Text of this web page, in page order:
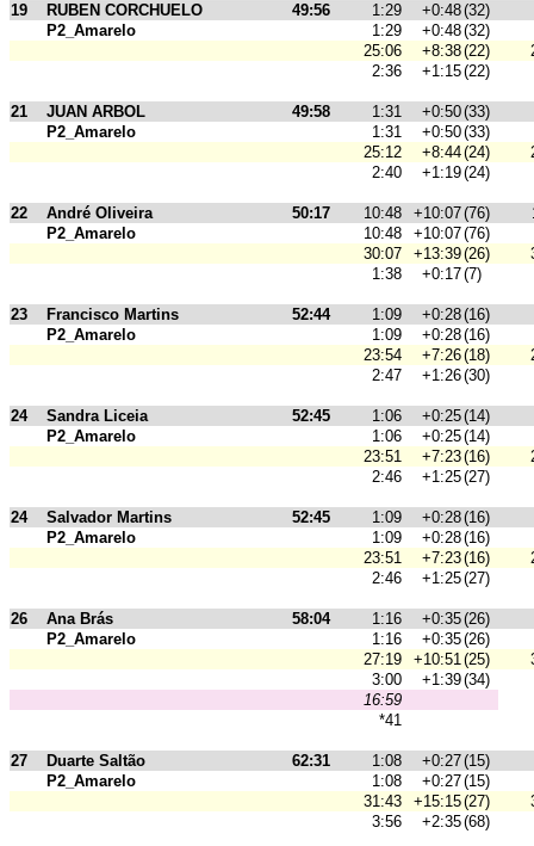
19 RUBEN CORCHUELO 49:56 1:29 +0:48(32)
P2_Amarelo
1:29 +0:48(32)
25:06
+8:38(22)
2:36
+1:15(22)
21 JUAN ARBOL 49:58 1:31 +0:50(33)
P2_Amarelo
1:31 +0:50(33)
25:12
+8:44(24)
2:40
+1:19(24)
22 André Oliveira 50:17 10:48 +10:07(76)
P2_Amarelo
10:48 +10:07(76)
30:07
+13:39(26)
1:38
+0:17(7)
23 Francisco Martins 52:44 1:09 +0:28(16)
P2_Amarelo
1:09 +0:28(16)
23:54
+7:26(18)
2:47
+1:26(30)
24 Sandra Liceia 52:45 1:06 +0:25(14)
P2_Amarelo
1:06 +0:25(14)
23:51
+7:23(16)
2:46
+1:25(27)
24 Salvador Martins 52:45 1:09 +0:28(16)
P2_Amarelo
1:09 +0:28(16)
23:51
+7:23(16)
2:46
+1:25(27)
26 Ana Brás 58:04 1:16 +0:35(26)
P2_Amarelo
1:16 +0:35(26)
27:19
+10:51(25)
3:00
+1:39(34)
16:59
*41
27 Duarte Saltão 62:31 1:08 +0:27(15)
P2_Amarelo
1:08 +0:27(15)
31:43
+15:15(27)
3:56
+2:35(68)